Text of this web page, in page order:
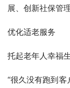
展、创新社保管
优化适老服务
托起老年人幸福
“很久没有跑到